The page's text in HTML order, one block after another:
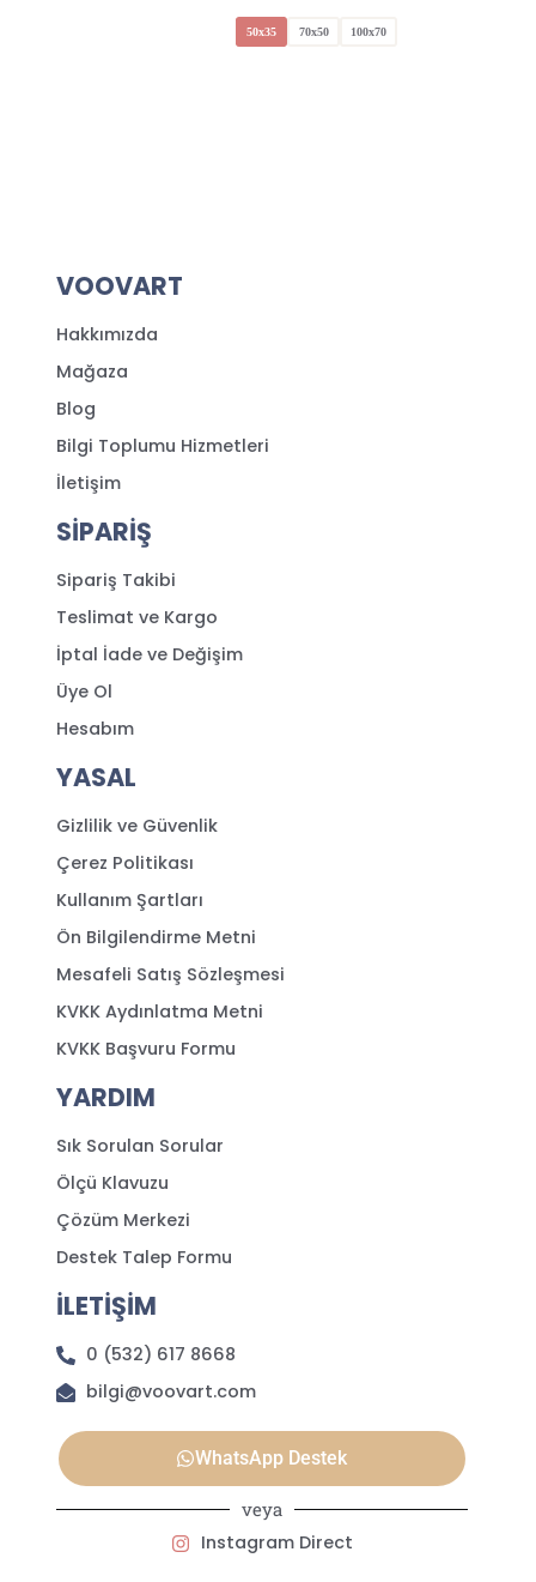
50x35 70x50 100x70
VOOVART
Hakkımızda
Mağaza
Blog
Bilgi Toplumu Hizmetleri
İletişim
SİPARİŞ
Sipariş Takibi
Teslimat ve Kargo
İptal İade ve Değişim
Üye Ol
Hesabım
YASAL
Gizlilik ve Güvenlik
Çerez Politikası
Kullanım Şartları
Ön Bilgilendirme Metni
Mesafeli Satış Sözleşmesi
KVKK Aydınlatma Metni
KVKK Başvuru Formu
YARDIM
Sık Sorulan Sorular
Ölçü Klavuzu
Çözüm Merkezi
Destek Talep Formu
İLETİŞİM
0 (532) 617 8668
bilgi@voovart.com
WhatsApp Destek
veya
Instagram Direct